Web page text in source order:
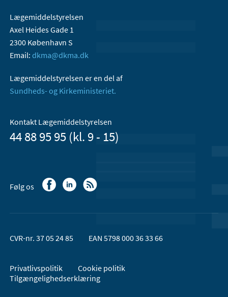
Lægemiddelstyrelsen
Axel Heides Gade 1
2300 København S
Email: dkma@dkma.dk
Lægemiddelstyrelsen er en del af
Sundheds- og Kirkeministeriet.
Kontakt Lægemiddelstyrelsen
44 88 95 95 (kl. 9 - 15)
Følg os
CVR-nr. 37 05 24 85 EAN 5798 000 36 33 66
Privatlivspolitik
Cookie politik
Tilgængelighedserklæring